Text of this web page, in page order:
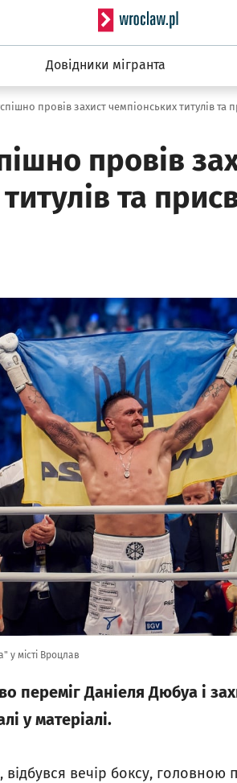
Serwis
Довідники мігранта
провів
та
у місті Вроцлав
переміг Даніеля Дюбуа і
у матеріалі.
вечір боксу, головною